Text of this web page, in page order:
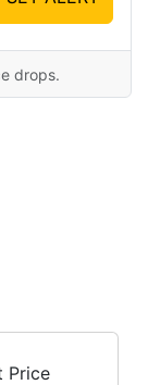
drops.
Price